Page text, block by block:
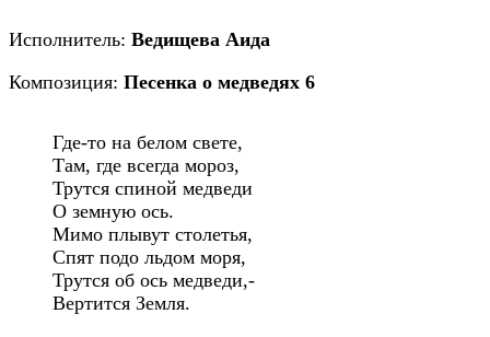
Исполнитель: Ведищева Аида
Композиция: Песенка о медведях 6
Где-то на белом свете,
Там, где всегда мороз,
Трутся спиной медведи
О земную ось.
Мимо плывут столетья,
Спят подо льдом моря,
Трутся об ось медведи,-
Вертится Земля.